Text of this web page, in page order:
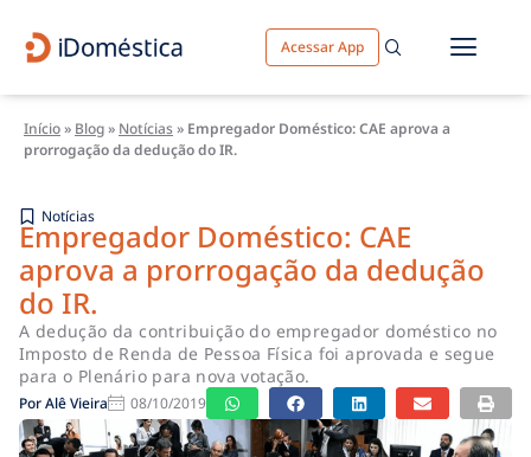
Acessar App
Início» Blog» Notícias» Empregador Doméstico: CAE aprova a
prorrogação da dedução do IR.
Notícias
Empregador Doméstico: CAE
aprova a prorrogação da dedução
do IR.
A dedução da contribuição do empregador doméstico no
Imposto de Renda de Pessoa Física foi aprovada e segue
para o Plenário para nova votação.
PorAlê Vieira 08/10/2019